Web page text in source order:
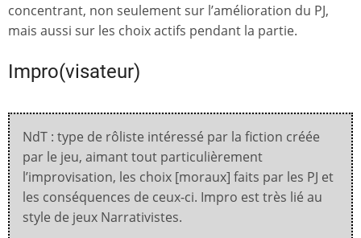
concentrant, non seulement sur l’amélioration du PJ,
mais aussi sur les choix actifs pendant la partie.
Impro(visateur)
NdT : type de rôliste intéressé par la fiction créée
par le jeu, aimant tout particulièrement
l’improvisation, les choix [moraux] faits par les PJ et
les conséquences de ceux-ci. Impro est très lié au
style de jeux Narrativistes.